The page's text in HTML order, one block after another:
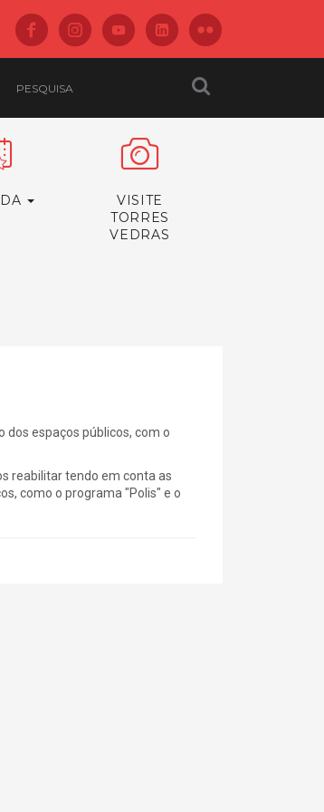
VISITE
TORRES
VEDRAS
dos espaços públicos, com o
reabilitar tendo em conta as
como o programa "Polis" e o